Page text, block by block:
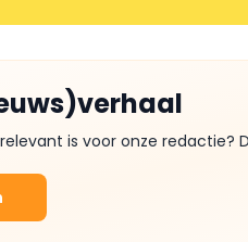
is voor onze redactie?